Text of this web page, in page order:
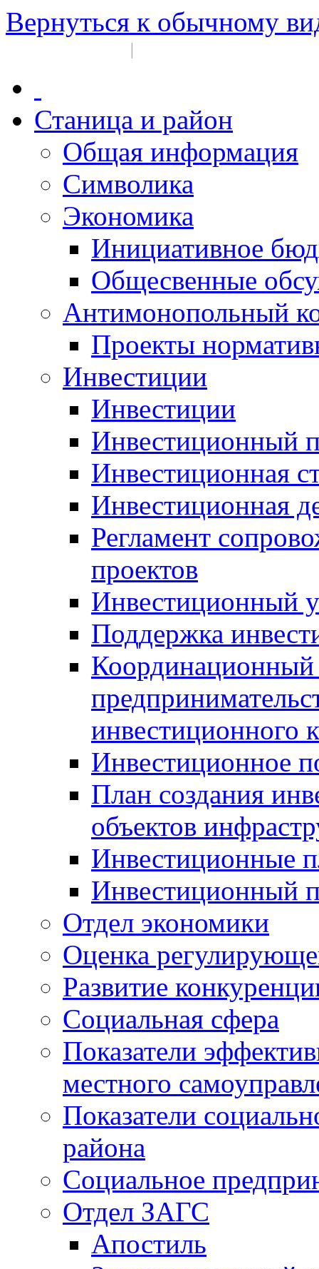
Вернуться к обычному
|
Станица и район
Общая информация
Символика
Экономика
Инициативное
Общесвенные
Антимонопольный
Проекты
Инвестиции
Инвестиции
Инвестиционный
Инвестиционная
Инвестиционная
Регламент
проектов
Инвестиционный
Поддержка
Координационный
инвестиционного
Инвестиционное
План создания
объектов
Инвестиционные
Инвестиционный
Отдел экономики
Оценка
Развитие
Социальная сфера
Показатели
местного
Показатели
района
Социальное
Отдел ЗАГС
Апостиль